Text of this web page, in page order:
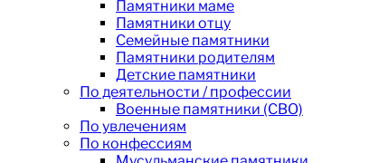
Памятники маме
Памятники отцу
Семейные памятники
Памятники родителям
Детские памятники
По деятельности / профессии
Военные памятники (СВО)
По увлечениям
По конфессиям